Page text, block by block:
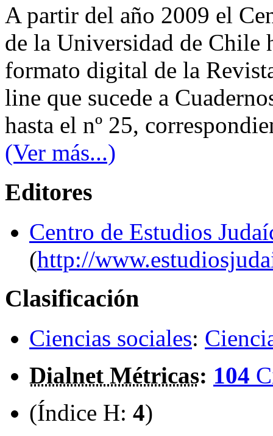
A partir del año 2009 el
de la Universidad de Chile
formato digital de la
line que sucede a
hasta el nº 25,
(Ver más...)
Editores
Centro de Estudios
(http://
Clasificación
Ciencias sociales:
Dialnet Métricas: 104
(Índice H: 4)